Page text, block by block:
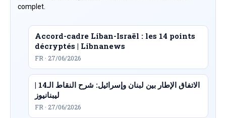
complet.
Accord-cadre Liban-Israël : les 14 points
décryptés | Libnanews
FR · 27/06/2026
الاتفاق الإطار بين لبنان وإسرائيل: شرح النقاط الـ14 |
ليبنانيوز
FR · 27/06/2026